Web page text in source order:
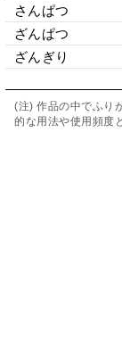
さんぱつ
ざんぱつ
ざんぎり
(注) 作品の中でふり
的な用法や使用頻度